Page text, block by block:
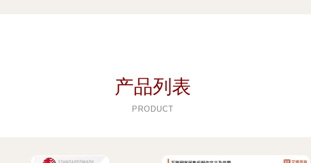
产品列表
PRODUCT